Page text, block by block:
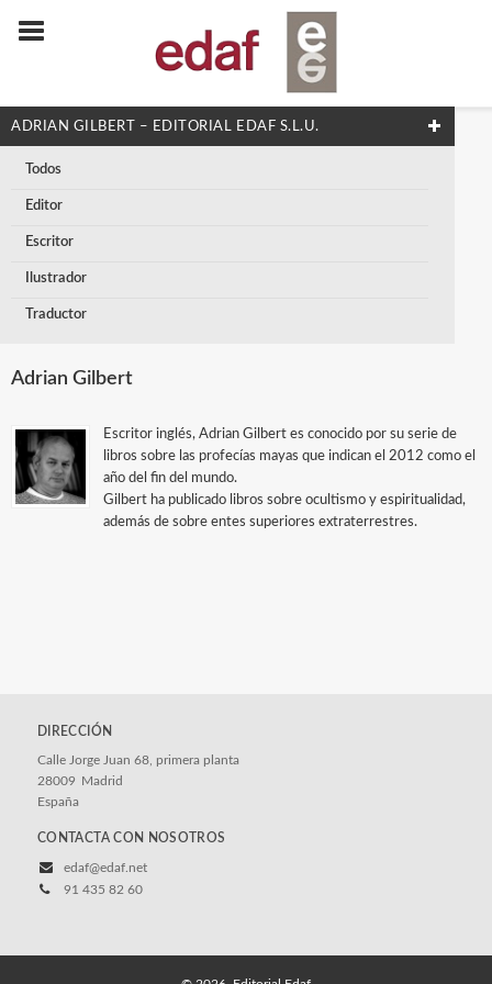
ADRIAN GILBERT – EDITORIAL EDAF S.L.U.
Todos
Editor
Escritor
Ilustrador
Traductor
Adrian Gilbert
Escritor inglés, Adrian Gilbert es conocido por su serie de
libros sobre las profecías mayas que indican el 2012 como el
año del fin del mundo.
Gilbert ha publicado libros sobre ocultismo y espiritualidad,
además de sobre entes superiores extraterrestres.
DIRECCIÓN
Calle Jorge Juan 68, primera planta
28009 Madrid
España
CONTACTA CON NOSOTROS
edaf@edaf.net
91 435 82 60